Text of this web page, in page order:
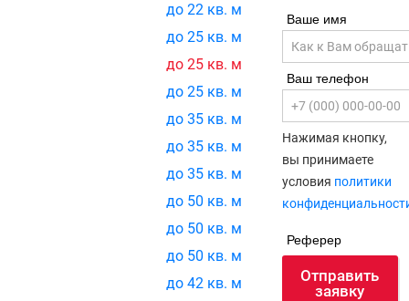
Ваше имя
Ваш телефон
Нажимая кнопку,
вы принимаете
условия политики
Реферер
Отправить
заявку
до 22 кв. м
до 25 кв. м
до 25 кв. м
до 25 кв. м
до 35 кв. м
до 35 кв. м
до 35 кв. м
до 50 кв. м
до 50 кв. м
до 50 кв. м
до 42 кв. м